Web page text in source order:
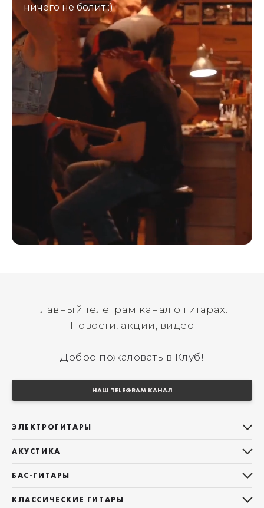
ничего не болит :)
Главный телеграм канал о гитарах.
Новости, акции, видео
Добро пожаловать в Клуб!
НАШ TELEGRAM КАНАЛ
ЭЛЕКТРОГИТАРЫ
Telecaster
Les Paul
АКУСТИКА
Фолки (ОМ, 000, 00)
БАС-ГИТАРЫ
КЛАССИЧЕСКИЕ ГИТАРЫ